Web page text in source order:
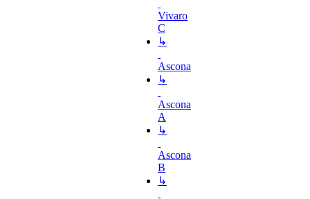
Vivaro
C
↳
Ascona
↳
Ascona
A
↳
Ascona
B
↳